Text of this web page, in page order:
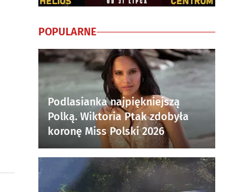
POPULARNE
Podlasianka najpiękniejszą
Polką. Wiktoria Ptak zdobyła
koronę Miss Polski 2026